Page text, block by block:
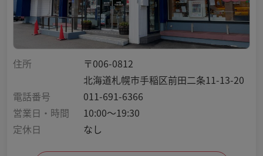
住所
〒006-0812
北海道札幌市手稲区前田二条11-13-20
電話番号
011-691-6366
営業日・時間
10:00～19:30
定休日
なし